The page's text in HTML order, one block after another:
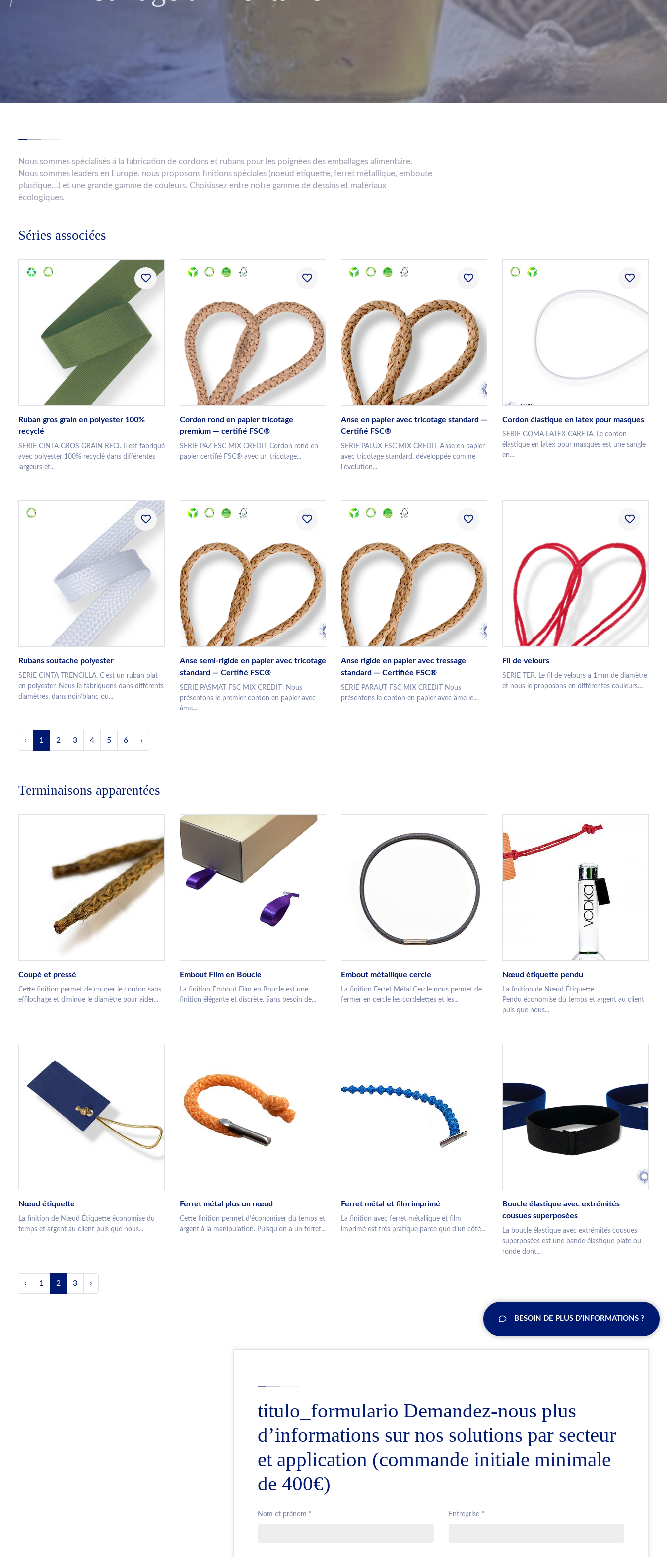
Nous sommes spécialisés à la fabrication de cordons et rubans pour les poignées des emballages alimentaire.
Nous sommes leaders en Europe, nous proposons finitions spéciales (noeud etiquette, ferret métallique, emboute
plastique…) et une grande gamme de couleurs. Choisissez entre notre gamme de dessins et matériaux
écologiques.
Séries associées
Ruban gros grain en polyester 100%
recyclé
SERIE CINTA GROS GRAIN RECI. Il est fabriqué
avec polyester 100% recyclé dans différentes
largeurs et...
Cordon rond en papier tricotage
premium — certifié FSC®
SERIE PAZ FSC MIX CREDIT Cordon rond en
papier certifié FSC® avec un tricotage...
Anse en papier avec tricotage standard —
Certifié FSC®
SERIE PALUX FSC MIX CREDIT Anse en papier
avec tricotage standard, développée comme
l'évolution...
Cordon élastique en latex pour masques
SERIE GOMA LATEX CARETA. Le cordon
élastique en latex pour masques est une sangle
en...
Rubans soutache polyester
SERIE CINTA TRENCILLA. C’est un ruban plat
en polyester. Nous le fabriquons dans différents
diamètres, dans noir/blanc ou...
Anse semi-rigide en papier avec tricotage
standard — Certifié FSC®
SERIE PASMAT FSC MIX CREDIT Nous
présentons le premier cordon en papier avec
âme...
Anse rigide en papier avec tressage
standard — Certifiée FSC®
SERIE PARAUT FSC MIX CREDIT Nous
présentons le cordon en papier avec âme le...
Fil de velours
SERIE TER. Le fil de velours a 1mm de diamètre
et nous le proposons en différentes couleurs....
‹ 1 2 3 4 5 6 ›
Terminaisons apparentées
Coupé et pressé
Cette finition permet de couper le cordon sans
effilochage et diminue le diamètre pour aider...
Embout Film en Boucle
La finition Embout Film en Boucle est une
finition élégante et discrète. Sans besoin de...
Embout métallique cercle
La finition Ferret Métal Cercle nous permet de
fermer en cercle les cordelettes et les...
Nœud étiquette pendu
La finition de Nœud Étiquette
Pendu économise du temps et argent au client
puis que nous...
Nœud étiquette
La finition de Nœud Étiquette économise du
temps et argent au client puis que nous...
Ferret métal plus un nœud
Cette finition permet d’économiser du temps et
argent à la manipulation. Puisqu’on a un ferret...
Ferret métal et film imprimé
La finition avec ferret métallique et film
imprimé est très pratique parce que d’un côté...
Boucle élastique avec extrémités
cousues superposées
La boucle élastique avec extrémités cousues
superposées est une bande élastique plate ou
ronde dont...
‹ 1 2 3 ›
BESOIN DE PLUS D'INFORMATIONS ?
titulo_formulario Demandez-nous plus
d’informations sur nos solutions par secteur
et application (commande initiale minimale
de 400€)
Nom et prénom * Entreprise *